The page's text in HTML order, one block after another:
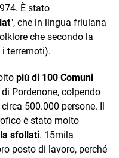
È stato
", che in lingua friulana
che secondo la
terremoti).
più di 100 Comuni
Pordenone, colpendo
500.000 persone. Il
è stato molto
sfollati. 15mila
posto di lavoro, perché